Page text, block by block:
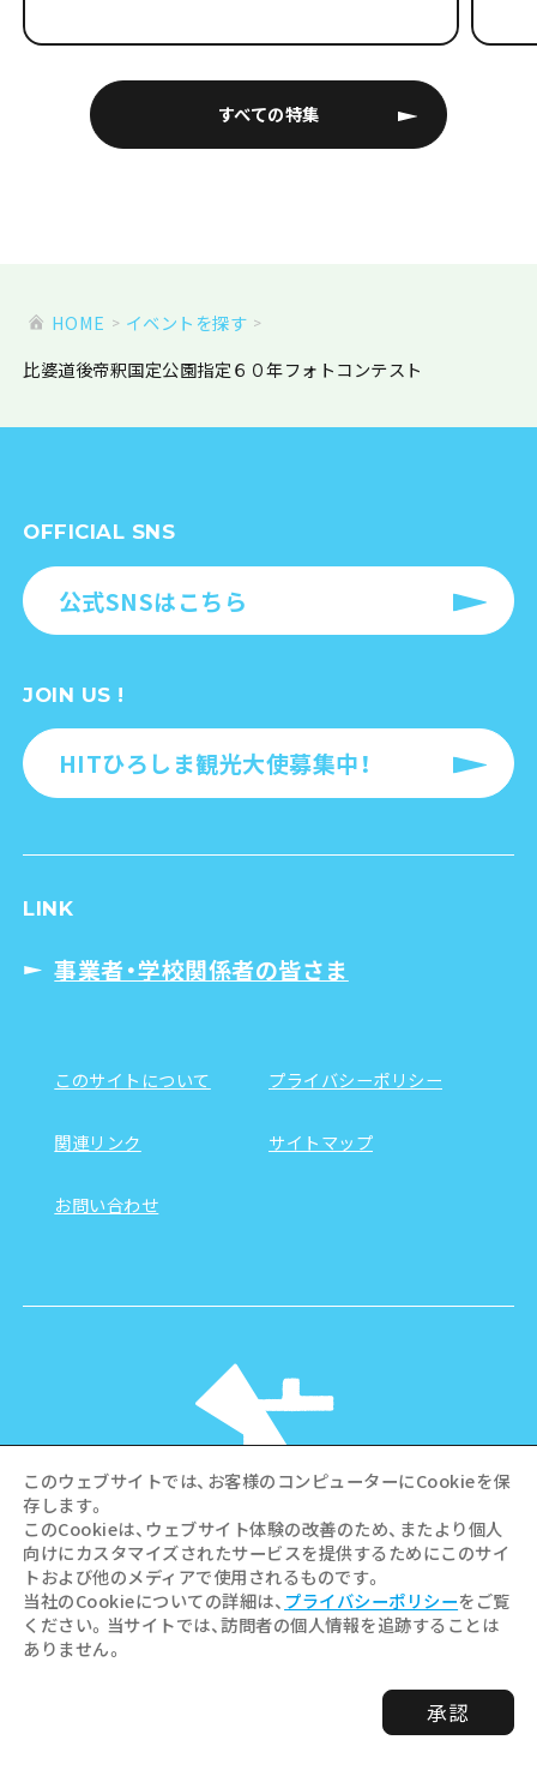
すべての特集
HOME
イベントを探す
比婆道後帝釈国定公園指定６０年フォトコンテスト
OFFICIAL SNS
公式SNSはこちら
JOIN US !
HITひろしま観光大使募集中！
LINK
事業者・学校関係者の皆さま
このサイトについて プライバシーポリシー
関連リンク サイトマップ
お問い合わせ
©Hiroshima Tourism Association /
Hiroshima Prefecture / Hiroshima City .
All rights reserved
このウェブサイトでは、お客様のコンピューターにCookieを保
存します。
このCookieは、ウェブサイト体験の改善のため、またより個人
向けにカスタマイズされたサービスを提供するためにこのサイ
トおよび他のメディアで使用されるものです。
当社のCookieについての詳細は、 プライバシーポリシーをご覧
ください。当サイトでは、訪問者の個人情報を追跡することは
ありません。
承認